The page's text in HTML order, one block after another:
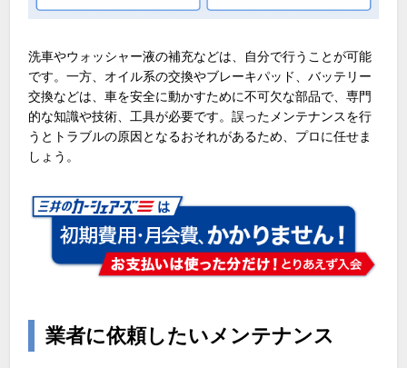
洗車やウォッシャー液の補充などは、自分で行うことが可能
です。一方、オイル系の交換やブレーキパッド、バッテリー
交換などは、車を安全に動かすために不可欠な部品で、専門
的な知識や技術、工具が必要です。誤ったメンテナンスを行
うとトラブルの原因となるおそれがあるため、プロに任せま
しょう。
業者に依頼したいメンテナンス